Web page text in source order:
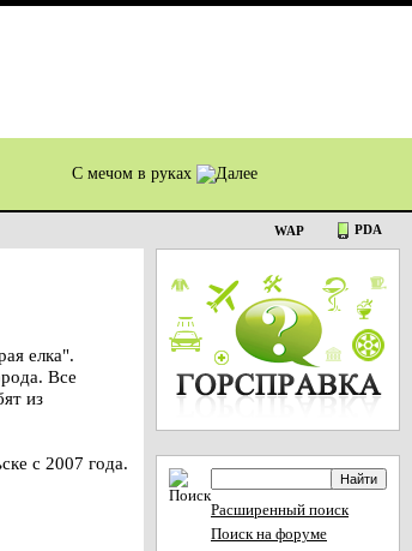
С мечом в руках
WAP PDA
елка".
Все
из
с 2007 года.
Расширенный поиск
Поиск на форуме